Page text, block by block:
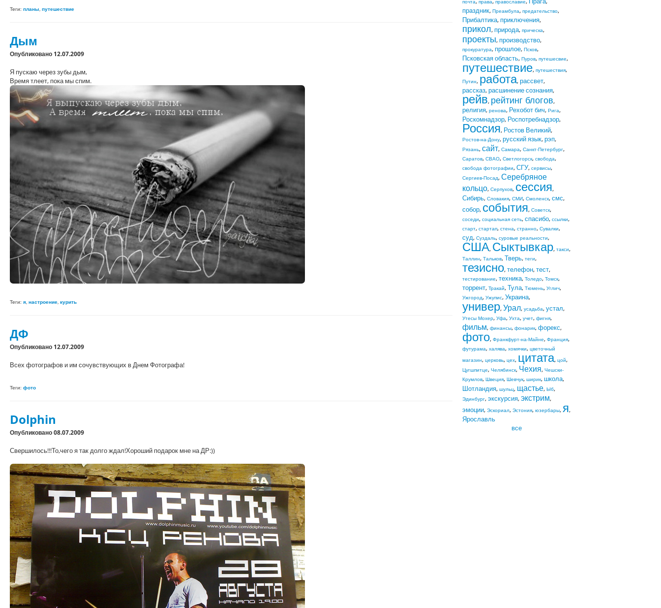
Теги: планы, путешествие
Дым
Опубликовано 12.07.2009
Я пускаю через зубы дым,
Время тлеет, пока мы спим.
Теги: я, настроение, курить
ДФ
Опубликовано 12.07.2009
Всех фотографов и им сочувствующих в Днем Фотографа!
Теги: фото
Dolphin
Опубликовано 08.07.2009
Свершилось!!!То,чего я так долго ждал!Хороший подарок мне на ДР:))
почта права православие
праздник, Преамбула, предательство,
Прибалтика,приключения,
прикол,природа, прическа,
проекты,производство,
прокуратура,прошлое, Псков,
Псковская область, Пуров, путешесвие,
путешествие, путешествия,
Путин, работа,рассвет,
рассказ,расшинение сознания,
рейв, рейтинг блогов,
религия, ренова, Рехобот бич, Рига,
Роскомнадзор, Роспотребнадзор,
Россия, Ростов Великий,
Ростов-на-Дону,русский язык,рэп,
Рязань,сайт, Самара, Санкт-Петербург,
Саратов, СВАО, Светлогорск, свобода,
свобода фотографии,СГУ, сервисы,
Сергиев-Посад,Серебряное
кольцо, Серпухов, сессия,
Сибирь, Словакия, СМИ, Смоленск,смс,
собор, события, Советск,
соседи, социальная сеть,спасибо, ссылки,
старт, стартап, стена, странно, Сувалки,
суд, Суздаль, суровые реальности,
США, Сыктывкар, такси,
Таллин, Тальков,Тверь, теги,
тезисно,телефон,тест,
тестирование,техника, Толедо, Томск,
торрент, Тракай,Тула, Тюмень, Углич,
Ужгород, Ужупис,Украина,
универ,Урал, усадьба,устал,
Утесы Мохер, Уфа, Ухта, учет, фигня,
фильм, финансы, фонарик,форекс,
фото, Франкфурт-на-Майне, Франция,
футурама, халява, хомячки, цветочный
магазин, церковь, цех, цитата, цой,
Цугшпитце, Челябинск, Чехия, Чешски-
Крумлов, Швеция, Шевчук, ширик,школа,
Шотландия, шульц, щастье, Ыб,
Эдинбург,экскурсия,экстрим,
эмоции, Эскориал, Эстония, юзербары,я,
Ярославль
все